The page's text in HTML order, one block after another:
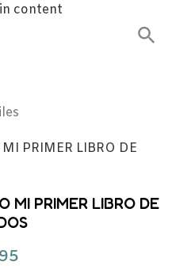
content
MI PRIMER LIBRO DE